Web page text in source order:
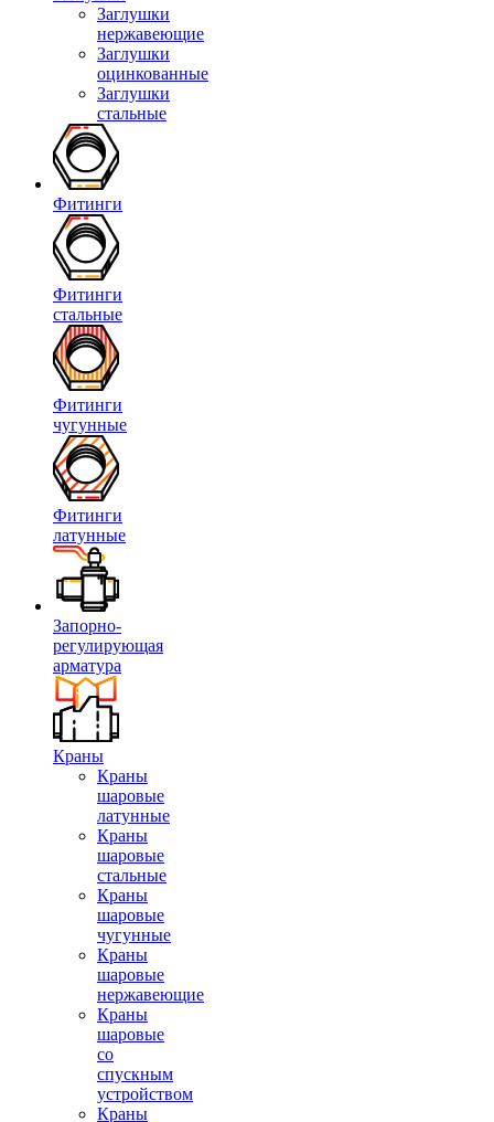
Заглушки
нержавеющие
Заглушки
оцинкованные
Заглушки
стальные
Фитинги
Фитинги
стальные
Фитинги
чугунные
Фитинги
латунные
Запорно-
регулирующая
арматура
Краны
Краны
шаровые
латунные
Краны
шаровые
стальные
Краны
шаровые
чугунные
Краны
шаровые
нержавеющие
Краны
шаровые
со
спускным
устройством
Краны